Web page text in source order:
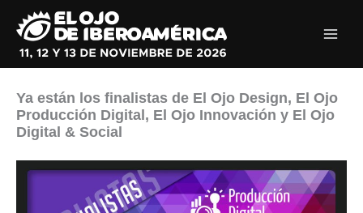
contenido
Ya están los finalistas de El Ojo Design, El Ojo
Producción Digital, El Ojo Innovación y El Ojo
Digital & Social